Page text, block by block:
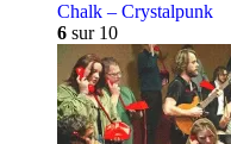
Chalk – Crystalpunk
6 sur 10